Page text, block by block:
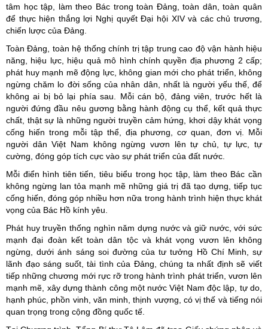
tâm học tập, làm theo Bác trong toàn Đảng, toàn dân, toàn quân
để thực hiện thắng lợi Nghị quyết Đại hội XIV và các chủ trương,
chiến lược của Đảng.
Toàn Đảng, toàn hệ thống chính trị tập trung cao độ vận hành hiệu
năng, hiệu lực, hiệu quả mô hình chính quyền địa phương 2 cấp;
phát huy mạnh mẽ động lực, không gian mới cho phát triển, không
ngừng chăm lo đời sống của nhân dân, nhất là người yếu thế, để
không ai bị bỏ lại phía sau. Mỗi cán bộ, đảng viên, trước hết là
người đứng đầu nêu gương bằng hành động cụ thể, kết quả thực
chất, thật sự là những người truyền cảm hứng, khơi dậy khát vọng
cống hiến trong mỗi tập thể, địa phương, cơ quan, đơn vị. Mỗi
người dân Việt Nam không ngừng vươn lên tự chủ, tự lực, tự
cường, đóng góp tích cực vào sự phát triển của đất nước.
Mỗi điển hình tiên tiến, tiêu biểu trong học tập, làm theo Bác cần
không ngừng lan tỏa mạnh mẽ những giá trị đã tạo dựng, tiếp tục
cống hiến, đóng góp nhiều hơn nữa trong hành trình hiện thực khát
vọng của Bác Hồ kính yêu.
Phát huy truyền thống nghìn năm dựng nước và giữ nước, với sức
mạnh đại đoàn kết toàn dân tộc và khát vọng vươn lên không
ngừng, dưới ánh sáng soi đường của tư tưởng Hồ Chí Minh, sự
lãnh đạo sáng suốt, tài tình của Đảng, chúng ta nhất định sẽ viết
tiếp những chương mới rực rỡ trong hành trình phát triển, vươn lên
mạnh mẽ, xây dựng thành công một nước Việt Nam độc lập, tự do,
hạnh phúc, phồn vinh, văn minh, thịnh vượng, có vị thế và tiếng nói
quan trọng trong cộng đồng quốc tế.